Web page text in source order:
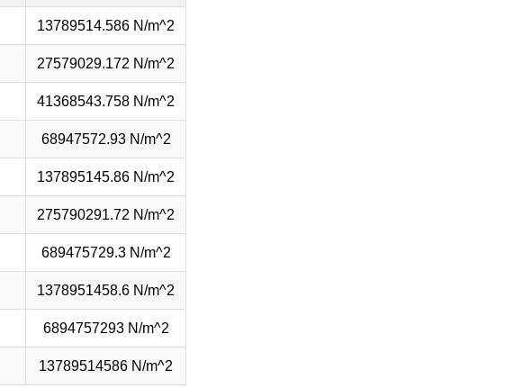
13789514.586 N/m^2
27579029.172 N/m^2
41368543.758 N/m^2
68947572.93 N/m^2
137895145.86 N/m^2
275790291.72 N/m^2
689475729.3 N/m^2
1378951458.6 N/m^2
6894757293 N/m^2
13789514586 N/m^2